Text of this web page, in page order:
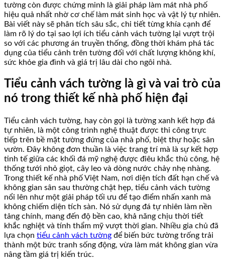
tường còn được chứng minh là giải pháp làm mát nhà phố
hiệu quả nhất nhờ cơ chế làm mát sinh học và vật lý tự nhiên.
Bài viết này sẽ phân tích sâu sắc, chi tiết từng khía cạnh để
làm rõ lý do tại sao lợi ích tiểu cảnh vách tường lại vượt trội
so với các phương án truyền thống, đồng thời khám phá tác
dụng của tiểu cảnh trên tường đối với chất lượng không khí,
sức khỏe gia đình và giá trị lâu dài cho ngôi nhà.
Tiểu cảnh vách tường là gì và vai trò của
nó trong thiết kế nhà phố hiện đại
Tiểu cảnh vách tường, hay còn gọi là tường xanh kết hợp đá
tự nhiên, là một công trình nghệ thuật được thi công trực
tiếp trên bề mặt tường đứng của nhà phố, biệt thự hoặc sân
vườn. Đây không đơn thuần là việc trang trí mà là sự kết hợp
tinh tế giữa các khối đá mỹ nghệ được điêu khắc thủ công, hệ
thống tưới nhỏ giọt, cây leo và dòng nước chảy nhẹ nhàng.
Trong thiết kế nhà phố Việt Nam, nơi diện tích đất hạn chế và
không gian sân sau thường chật hẹp, tiểu cảnh vách tường
nổi lên như một giải pháp tối ưu để tạo điểm nhấn xanh mà
không chiếm diện tích sàn. Nó sử dụng đá tự nhiên làm nền
tảng chính, mang đến độ bền cao, khả năng chịu thời tiết
khắc nghiệt và tính thẩm mỹ vượt thời gian. Nhiều gia chủ đã
lựa chọn tiểu cảnh vách tường để biến bức tường trống trải
thành một bức tranh sống động, vừa làm mát không gian vừa
nâng tầm giá trị kiến trúc.